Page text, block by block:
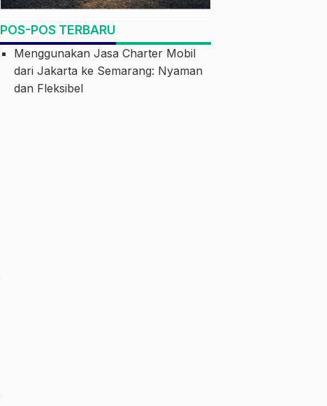
POS-POS TERBARU
Menggunakan Jasa Charter Mobil
dari Jakarta ke Semarang: Nyaman
dan Fleksibel